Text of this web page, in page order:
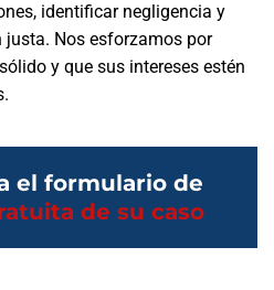
identificar negligencia y
Nos esforzamos por
y que sus intereses estén
el formulario de
de su caso